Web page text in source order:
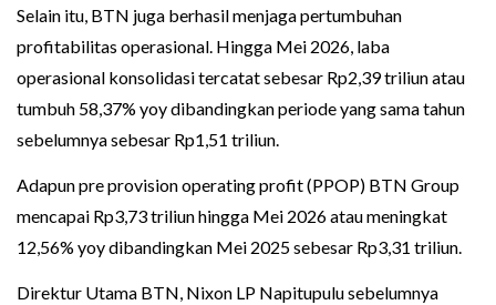
Selain itu, BTN juga berhasil menjaga pertumbuhan
profitabilitas operasional. Hingga Mei 2026, laba
operasional konsolidasi tercatat sebesar Rp2,39 triliun atau
tumbuh 58,37% yoy dibandingkan periode yang sama tahun
sebelumnya sebesar Rp1,51 triliun.
Adapun pre provision operating profit (PPOP) BTN Group
mencapai Rp3,73 triliun hingga Mei 2026 atau meningkat
12,56% yoy dibandingkan Mei 2025 sebesar Rp3,31 triliun.
Direktur Utama BTN, Nixon LP Napitupulu sebelumnya